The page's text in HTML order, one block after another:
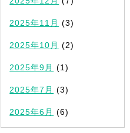
2025年11月 (3)
2025年10月 (2)
2025年9月 (1)
2025年7月 (3)
2025年6月 (6)